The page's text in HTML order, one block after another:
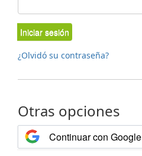
Iniciar sesión
¿Olvidó su contraseña?
Otras opciones
Continuar con Google